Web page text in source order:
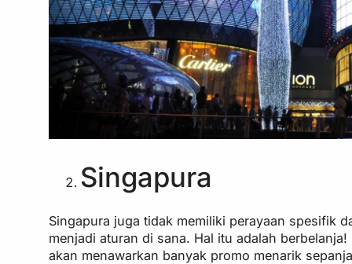
Singapura
Singapura juga tidak memiliki perayaan spesifik
menjadi aturan di sana. Hal itu adalah
akan menawarkan banyak promo menarik